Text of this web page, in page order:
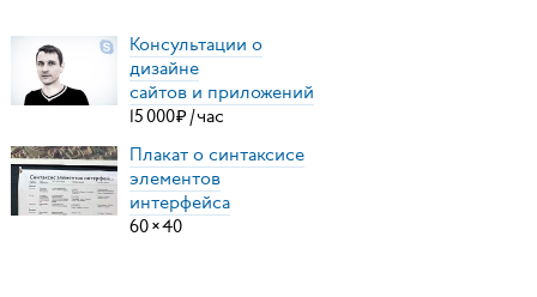
Консультации о
дизайне
сайтов и приложений
15000₽ /час
Плакат о синтаксисе
элементов
интерфейса
60×40